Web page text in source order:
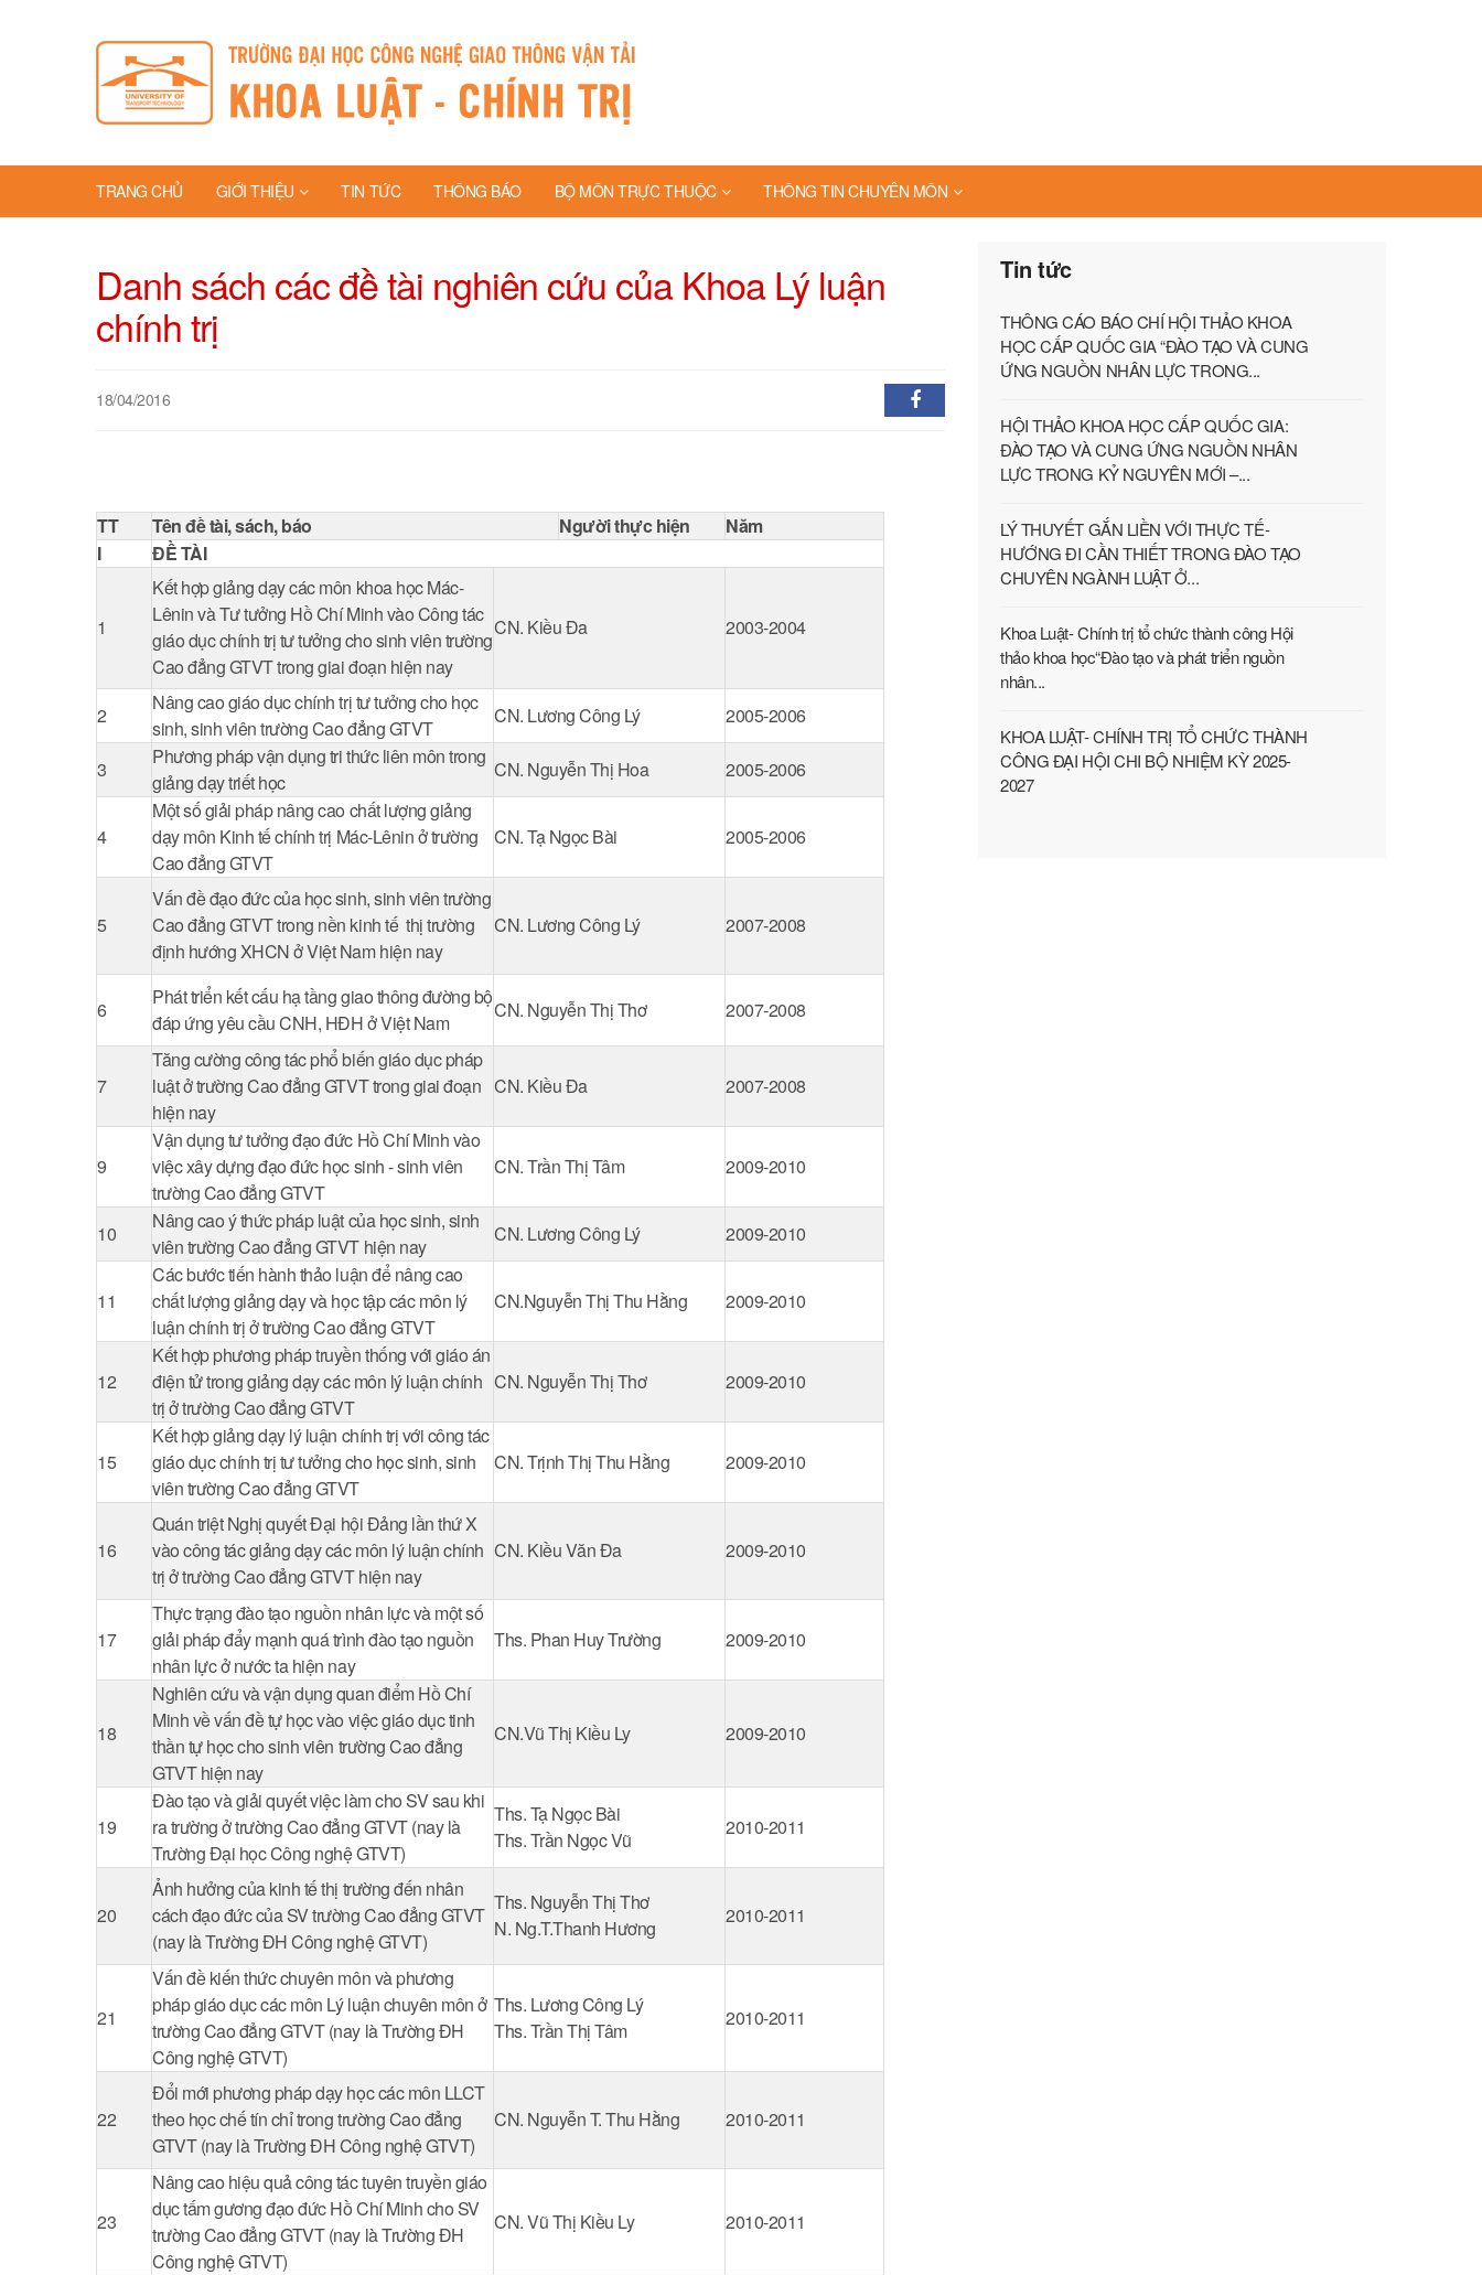
TRANG CHỦ GIỚI THIỆU TIN TỨC THÔNG BÁO BỘ MÔN TRỰC THUỘC THÔNG TIN CHUYÊN MÔN
Danh sách các đề tài nghiên cứu của Khoa Lý luận
chính trị
18/04/2016
TT Tên đề tài, sách, báo Người thực hiện
Năm
I
ĐỀ TÀI
1
Kết hợp giảng dạy các môn khoa học Mác-
Lênin và Tư tưởng Hồ Chí Minh vào Công tác
giáo dục chính trị tư tưởng cho sinh viên trường
Cao đẳng GTVT trong giai đoạn hiện nay
CN. Kiều Đa 2003-2004
2
Nâng cao giáo dục chính trị tư tưởng cho học
sinh, sinh viên trường Cao đẳng GTVT
CN. Lương Công Lý 2005-2006
3
Phương pháp vận dụng tri thức liên môn trong
giảng dạy triết học
CN. Nguyễn Thị Hoa 2005-2006
4
Một số giải pháp nâng cao chất lượng giảng
dạy môn Kinh tế chính trị Mác-Lênin ở trường
Cao đẳng GTVT
CN. Tạ Ngọc Bài 2005-2006
5
Vấn đề đạo đức của học sinh, sinh viên trường
Cao đẳng GTVT trong nền kinh tế thị trường
định hướng XHCN ở Việt Nam hiện nay
CN. Lương Công Lý 2007-2008
6
Phát triển kết cấu hạ tầng giao thông đường bộ
đáp ứng yêu cầu CNH, HĐH ở Việt Nam
CN. Nguyễn Thị Thơ 2007-2008
7
Tăng cường công tác phổ biến giáo dục pháp
luật ở trường Cao đẳng GTVT trong giai đoạn
hiện nay
CN. Kiều Đa 2007-2008
9
Vận dụng tư tưởng đạo đức Hồ Chí Minh vào
việc xây dựng đạo đức học sinh - sinh viên
trường Cao đẳng GTVT
CN. Trần Thị Tâm 2009-2010
10
Nâng cao ý thức pháp luật của học sinh, sinh
viên trường Cao đẳng GTVT hiện nay
CN. Lương Công Lý 2009-2010
11
Các bước tiến hành thảo luận để nâng cao
chất lượng giảng dạy và học tập các môn lý
luận chính trị ở trường Cao đẳng GTVT
CN.Nguyễn Thị Thu Hằng 2009-2010
12
Kết hợp phương pháp truyền thống với giáo án
điện tử trong giảng dạy các môn lý luận chính
trị ở trường Cao đẳng GTVT
CN. Nguyễn Thị Thơ 2009-2010
15
Kết hợp giảng dạy lý luận chính trị với công tác
giáo dục chính trị tư tưởng cho học sinh, sinh
viên trường Cao đẳng GTVT
CN. Trịnh Thị Thu Hằng 2009-2010
16
Quán triệt Nghị quyết Đại hội Đảng lần thứ X
vào công tác giảng dạy các môn lý luận chính
trị ở trường Cao đẳng GTVT hiện nay
CN. Kiều Văn Đa 2009-2010
17
Thực trạng đào tạo nguồn nhân lực và một số
giải pháp đẩy mạnh quá trình đào tạo nguồn
nhân lực ở nước ta hiện nay
Ths. Phan Huy Trường 2009-2010
18
Nghiên cứu và vận dụng quan điểm Hồ Chí
Minh về vấn đề tự học vào việc giáo dục tinh
thần tự học cho sinh viên trường Cao đẳng
GTVT hiện nay
CN.Vũ Thị Kiều Ly 2009-2010
19
Đào tạo và giải quyết việc làm cho SV sau khi
ra trường ở trường Cao đẳng GTVT (nay là
Trường Đại học Công nghệ GTVT)
Ths. Tạ Ngọc Bài
Ths. Trần Ngọc Vũ
2010-2011
20
Ảnh hưởng của kinh tế thị trường đến nhân
cách đạo đức của SV trường Cao đẳng GTVT
(nay là Trường ĐH Công nghệ GTVT)
Ths. Nguyễn Thị Thơ
N. Ng.T.Thanh Hương
2010-2011
21
Vấn đề kiến thức chuyên môn và phương
pháp giáo dục các môn Lý luận chuyên môn ở
trường Cao đẳng GTVT (nay là Trường ĐH
Công nghệ GTVT)
Ths. Lương Công Lý
Ths. Trần Thị Tâm
2010-2011
22
Đổi mới phương pháp dạy học các môn LLCT
theo học chế tín chỉ trong trường Cao đẳng
GTVT (nay là Trường ĐH Công nghệ GTVT)
CN. Nguyễn T. Thu Hằng 2010-2011
23
Nâng cao hiệu quả công tác tuyên truyền giáo
dục tấm gương đạo đức Hồ Chí Minh cho SV
trường Cao đẳng GTVT (nay là Trường ĐH
Công nghệ GTVT)
CN. Vũ Thị Kiều Ly 2010-2011
Tin tức
THÔNG CÁO BÁO CHÍ HỘI THẢO KHOA
HỌC CẤP QUỐC GIA “ĐÀO TẠO VÀ CUNG
ỨNG NGUỒN NHÂN LỰC TRONG...
HỘI THẢO KHOA HỌC CẤP QUỐC GIA:
ĐÀO TẠO VÀ CUNG ỨNG NGUỒN NHÂN
LỰC TRONG KỶ NGUYÊN MỚI –...
LÝ THUYẾT GẮN LIỀN VỚI THỰC TẾ-
HƯỚNG ĐI CẦN THIẾT TRONG ĐÀO TẠO
CHUYÊN NGÀNH LUẬT Ở...
Khoa Luật- Chính trị tổ chức thành công Hội
thảo khoa học“Đào tạo và phát triển nguồn
nhân...
KHOA LUẬT- CHÍNH TRỊ TỔ CHỨC THÀNH
CÔNG ĐẠI HỘI CHI BỘ NHIỆM KỲ 2025-
2027